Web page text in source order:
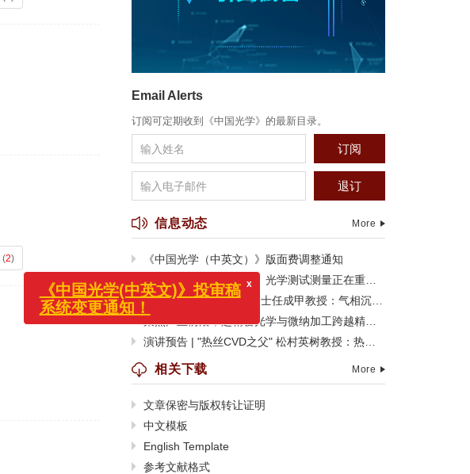
(2)
Email Alerts
订阅可定期收到《中国光学》的最新目录。
订阅
退订
信息动态 More
《中国光学（中英文）》版面费调整通知
从被动检测到主动智控，光学测试测量正在重塑制造边界
演讲预告 |韩国工程院院士任成甲教授：气相沉积功能聚合物薄膜及其器件应用
聚焦产业前沿，超精密光学与微纳加工跨越精度极限
演讲预告 | "热丝CVD之父" 松村英树教授：热丝CVD技术的过去、现在与未来
相关下载 More
文章保密与版权转让证明
中文模板
English Template
参考文献格式
x
《中国光学(中英文)》投审稿